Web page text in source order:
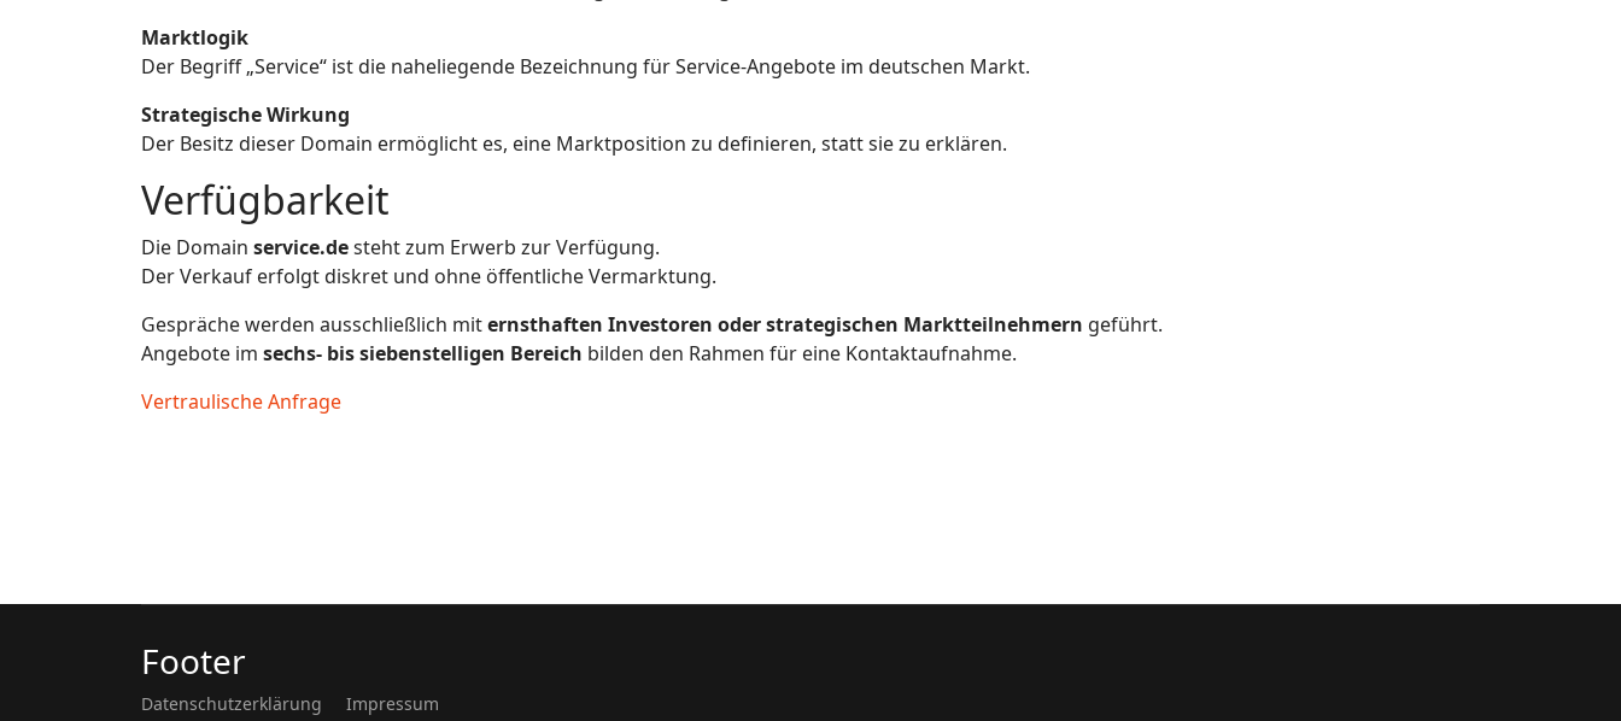
Marktlogik
Der Begriff „Service“ ist die naheliegende Bezeichnung für Service-Angebote im deutschen Markt.
Strategische Wirkung
Der Besitz dieser Domain ermöglicht es, eine Marktposition zu definieren, statt sie zu erklären.
Verfügbarkeit
Die Domain service.desteht zum Erwerb zur Verfügung.
Der Verkauf erfolgt diskret und ohne öffentliche Vermarktung.
Gespräche werden ausschließlich miternsthaften Investoren oder strategischen Marktteilnehmern geführt.
Angebote im sechs- bis siebenstelligen Bereich bilden den Rahmen für eine Kontaktaufnahme.
Vertraulische Anfrage
Footer
Datenschutzerklärung
Impressum